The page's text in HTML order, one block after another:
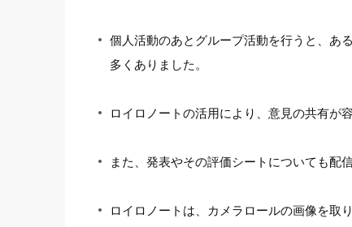
個人活動のあとグループ活動を行うと、あ
多くありました。
ロイロノートの活用により、意見の共有が
また、発表やその評価シートについても配
ロイロノートは、カメラロールの画像を取